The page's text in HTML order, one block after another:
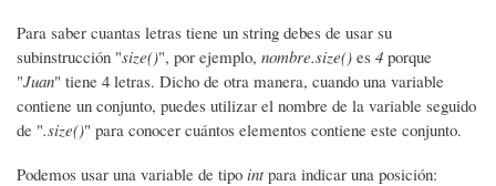
Para saber cuantas letras tiene un string debes de usar su
subinstrucción "size()", por ejemplo, nombre.size() es 4 porque
"Juan" tiene 4 letras. Dicho de otra manera, cuando una variable
contiene un conjunto, puedes utilizar el nombre de la variable seguido
de ".size()" para conocer cuántos elementos contiene este conjunto.
Podemos usar una variable de tipo intpara indicar una posición: